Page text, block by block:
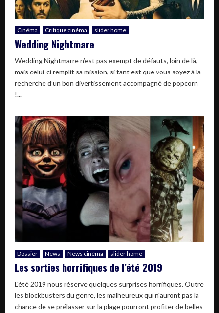
Cinéma Critique cinéma slider home
Wedding Nightmare
Wedding Nightmarre n’est pas exempt de défauts, loin de là,
mais celui-ci remplit sa mission, si tant est que vous soyez à la
recherche d’un bon divertissement accompagné de popcorn
!...
Dossier News News cinéma slider home
Les sorties horrifiques de l’été 2019
L'été 2019 nous réserve quelques surprises horrifiques. Outre
les blockbusters du genre, les malheureux qui n'auront pas la
chance de se prélasser sur la plage pourront profiter de belles